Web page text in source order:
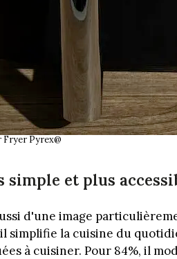
Pyrex@
simple et plus
d'une image
simplifie la cuisine du
à cuisiner. Pour 84%, il